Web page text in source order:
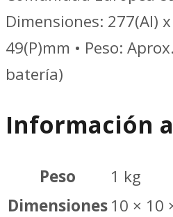
Dimensiones: 277(Al)
49(P)mm • Peso:
batería)
Información
Peso
1 kg
Dimensiones10 × 10